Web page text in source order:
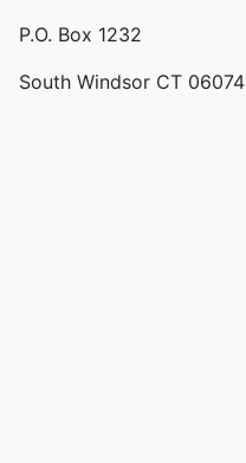
P.O. Box 1232
South Windsor CT 06074